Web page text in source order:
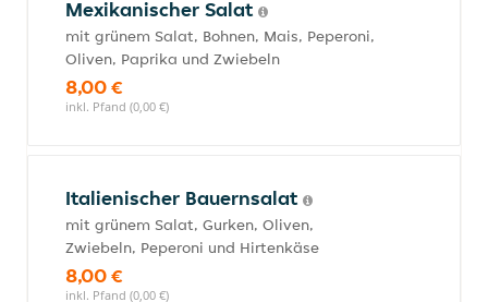
Mexikanischer Salat
mit grünem Salat, Bohnen, Mais, Peperoni,
Oliven, Paprika und Zwiebeln
8,00 €
inkl. Pfand (0,00 €)
Italienischer Bauernsalat
mit grünem Salat, Gurken, Oliven,
Zwiebeln, Peperoni und Hirtenkäse
8,00 €
inkl. Pfand (0,00 €)